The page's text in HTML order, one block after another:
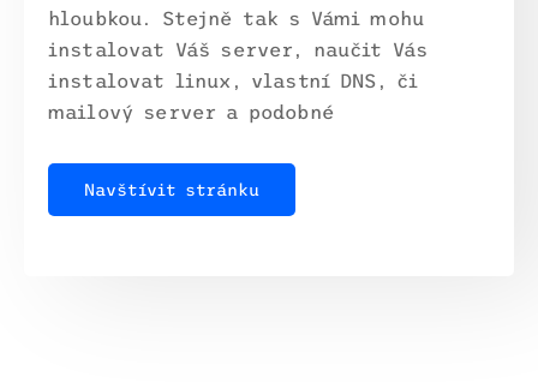
hloubkou. Stejně tak s Vámi mohu
instalovat Váš server, naučit Vás
instalovat linux, vlastní DNS, či
mailový server a podobné
Navštívit stránku